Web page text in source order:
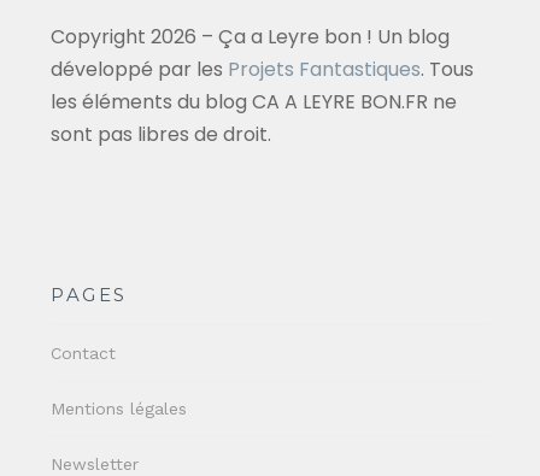
Copyright 2026 – Ça a Leyre bon ! Un blog
développé par les Projets Fantastiques. Tous
les éléments du blog CA A LEYRE BON.FR ne
sont pas libres de droit.
PAGES
Contact
Mentions légales
Newsletter